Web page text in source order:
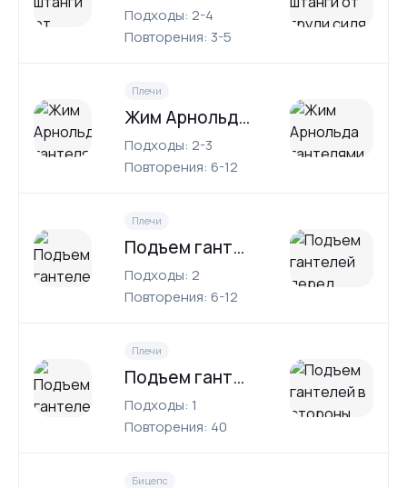
Подходы: 2-4
Повторения: 3-5
Плечи
Жим Арнольда гантелями
Подходы: 2-3
Повторения: 6-12
Плечи
Подъем гантелей перед собой
Подходы: 2
Повторения: 6-12
Плечи
Подъем гантелей в стороны
Подходы: 1
Повторения: 40
Бицепс